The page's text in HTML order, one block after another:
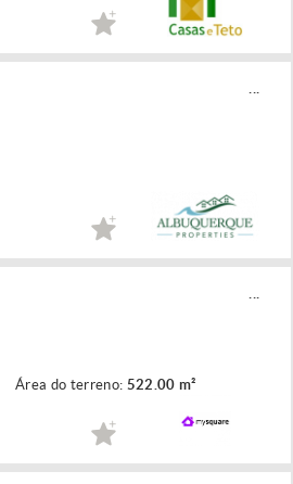
Área do terreno: 522.00 m²